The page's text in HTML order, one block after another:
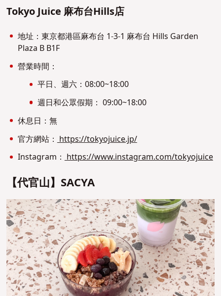
Tokyo Juice 麻布台Hills店
地址：東京都港區麻布台 1-3-1 麻布台 Hills Garden
Plaza B B1F
營業時間：
平日、週六：08:00~18:00
週日和公眾假期： 09:00~18:00
休息日：無
官方網站： https://tokyojuice.jp/
Instagram：https://www.instagram.com/tokyojuice
【代官山】SACYA